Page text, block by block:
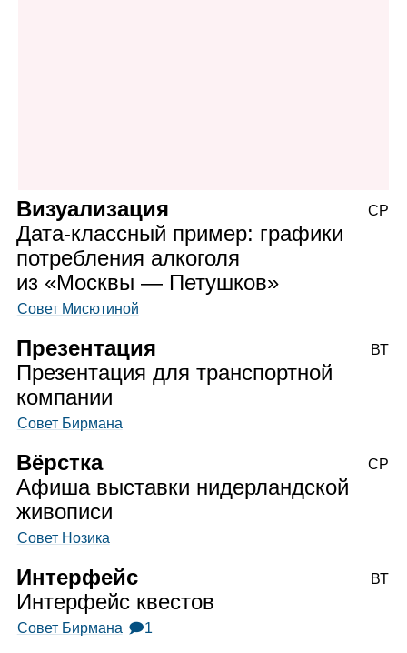
Визуализация
Дата‑классный пример: графики
потребления алкоголя
из «Москвы — Петушков»
Совет Мисютиной
СР
Презентация
Презентация для транспортной
компании
Совет Бирмана
ВТ
Вёрстка
Афиша выставки нидерландской
живописи
Совет Нозика
СР
Интерфейс
Интерфейс квестов
Совет Бирмана 🗩1
ВТ